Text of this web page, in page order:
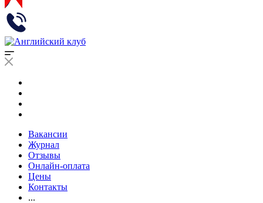
Вакансии
Журнал
Отзывы
Онлайн-оплата
Цены
Контакты
...